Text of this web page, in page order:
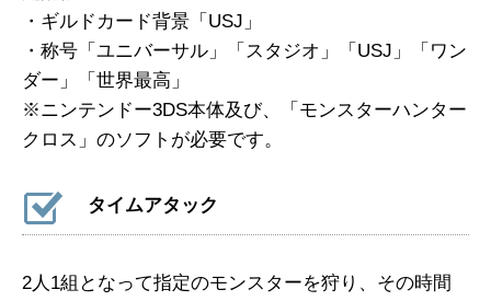
・ギルドカード背景「USJ」
・称号「ユニバーサル」「スタジオ」「USJ」「ワン
ダー」「世界最高」
※ニンテンドー3DS本体及び、「モンスターハンター
クロス」のソフトが必要です。
タイムアタック
2人1組となって指定のモンスターを狩り、その時間